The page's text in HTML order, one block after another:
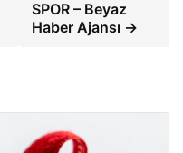
SPOR – Beyaz
Haber Ajansı →